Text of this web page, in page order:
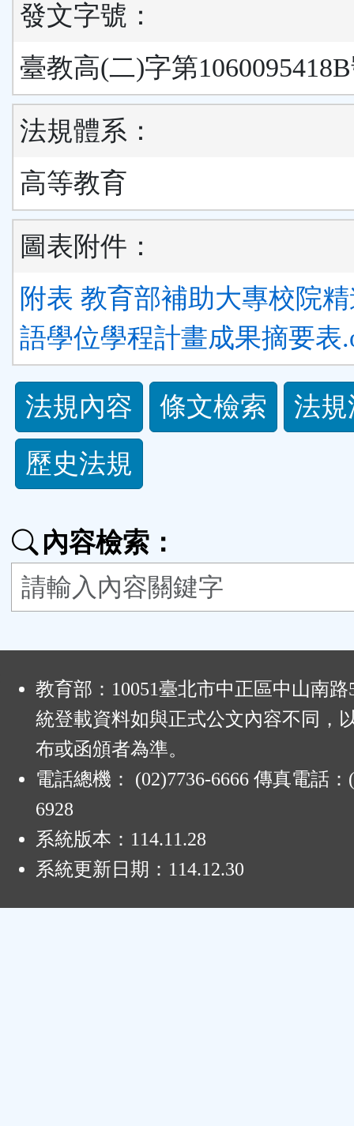
發文字號：
臺教高(二)字第
法規體系：
高等教育
圖表附件：
附表 教育部補助大專校院
語學位學程計畫成果摘要表
法
規
功
按
鈕
法規內容 條文檢索
法
歷史法規
內容檢索：
教育部：10051臺北市中正區中山南
統登載資料如與正式公文內容不同，
布或函頒者為準。
電話總機： (02)7736-6666 傳真電話：
6928
系統版本： 114.11.28
系統更新日期： 114.12.30